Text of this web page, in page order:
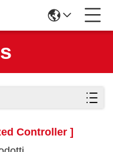
Controller ]